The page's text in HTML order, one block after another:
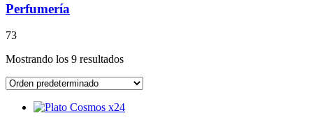
Perfumería
73
Mostrando los 9 resultados